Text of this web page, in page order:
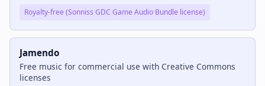
Royalty-free (Sonniss GDC Game Audio Bundle license)
Jamendo
Free music for commercial use with Creative Commons
licenses